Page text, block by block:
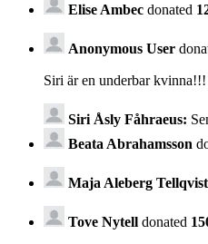
Elise Ambec donated
Anonymous User
Siri är en underbar
Siri Åsly Fåhraeus:
Beata Abrahamsson
Maja Aleberg Tellqvist
Tove Nytell donated